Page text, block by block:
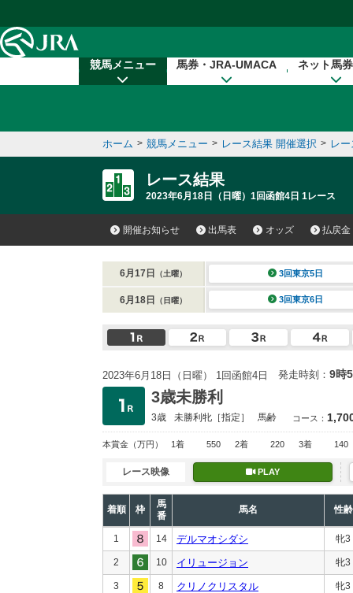
競馬メニュー 馬券・JRA-UMACA ネット馬
ホーム > 競馬メニュー > レース結果 開催選択 > レ
レース結果
2023年6月18日（日曜）1回函館4日 1レース
開催お知らせ 出馬表 オッズ 払戻金
6月17日 （土曜） 3回東京5日
6月18日 （日曜） 3回東京6日
2023年6月18日（日曜） 1回函館4日 発走時刻： 9時
3歳未勝利
3歳 未勝利牝［指定］ 馬齢 コース：
本賞金 （万円） 1着 550 2着 220 3着 140
レース映像 PLAY
着順 枠
馬
番
馬名 性齢
1 14 デルマオシダシ 牝3
2 10 イリュージョン 牝3
3 8 クリノクリスタル 牝3